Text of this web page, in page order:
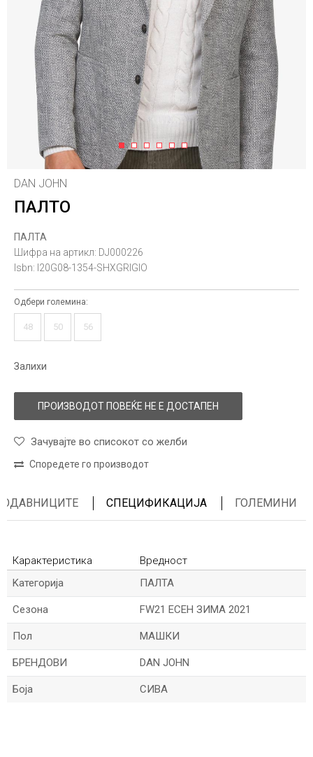
1 2 3 4 5 6
DAN JOHN
ПАЛТО
ПАЛТА
Шифра на артикл: DJ000226
Isbn: I20G08-1354-SHXGRIGIO
Одбери големина:
48 50 56
Залихи
ПРОИЗВОДОТ ПОВЕЌЕ НЕ Е ДОСТАПЕН
Зачувајте во списокот со желби
Споредете го производот
СПЕЦИФИКАЦИЈА ГОЛЕМИНИ
Карактеристика
Вредност
Kатегорија
ПАЛТА
Сезона FW21 ЕСЕН ЗИМА 2021
Пол МАШКИ
БРЕНДОВИ DAN JOHN
Боја СИВА